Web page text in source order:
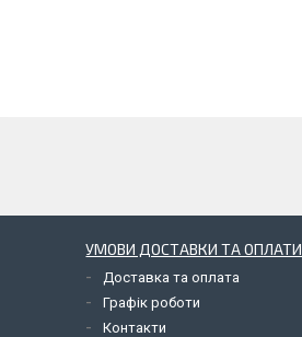
УМОВИ ДОСТАВКИ ТА ОПЛАТИ
Доставка та оплата
Графік роботи
Контакти